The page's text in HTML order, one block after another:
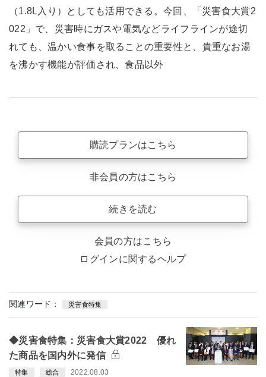
（1.8L入り）としても活用できる。今回、「災害食大賞2
022」で、災害時にガスや電気などライフラインが途切
れても、温かい食事を取ることの重要性と、貴重なお湯
を沸かす機能が評価され、食品以外
購読プランはこちら
非会員の方はこちら
続きを読む
会員の方はこちら
ログインに関するヘルプ
関連ワード： 災害食特集
◆災害食特集：災害食大賞2022 優れ
た商品を国内外に発信
特集 総合 2022.08.03